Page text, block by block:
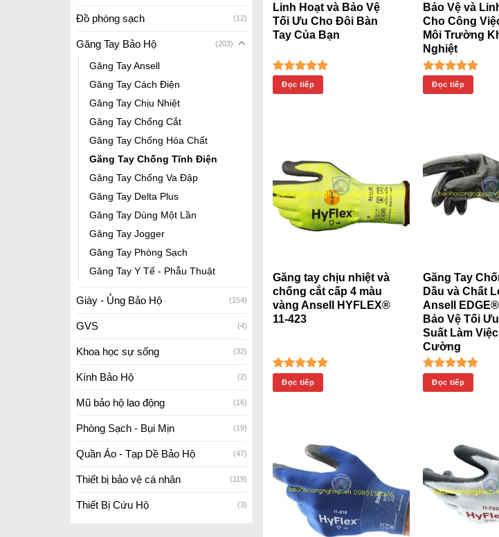
Đồ phòng sạch (12)
Găng Tay Bảo Hộ (203)
Găng Tay Ansell
Găng Tay Cách Điện
Găng Tay Chịu Nhiệt
Găng Tay Chống Cắt
Găng Tay Chống Hóa Chất
Găng Tay Chống Tĩnh Điện
Găng Tay Chống Va Đập
Găng Tay Delta Plus
Găng Tay Dùng Một Lần
Găng Tay Jogger
Găng Tay Phòng Sạch
Găng Tay Y Tế - Phẫu Thuật
Giày - Ủng Bảo Hộ (154)
GVS (4)
Khoa học sự sống (32)
Kính Bảo Hộ (2)
Mũ bảo hộ lao động (16)
Phòng Sạch - Bụi Mịn (19)
Quần Áo - Tạp Dề Bảo Hộ (47)
Thiết bị bảo vệ cá nhân (119)
Thiết Bị Cứu Hộ (3)
Linh Hoạt và Bảo Vệ
Tối Ưu Cho Đôi Bàn
Tay Của Bạn
Được xếp
hạng5.00
Đọc tiếp
Bảo Vệ và
Cho Công
Môi Trường
Nghiệt
Được xếp
hạng5.00
Đọc tiếp
Găng tay chịu nhiệt và
chống cắt cấp 4 màu
vàng Ansell HYFLEX®
11-423
Được xếp
hạng5.00
Đọc tiếp
Găng Tay
Dầu và Chất
Ansell
Bảo Vệ Tối
Suất Làm
Cường
Được xếp
hạng5.00
Đọc tiếp